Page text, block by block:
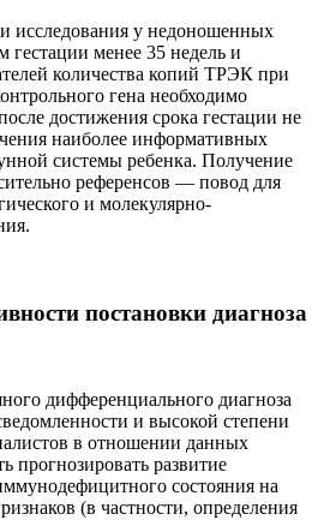
у недоношенных
менее 35 недель и
количества копий ТРЭК при
гена необходимо
достижения срока гестации не
наиболее информативных
системы ребенка. Получение
референсов — повод для
и молекулярно-
постановки диагноза
дифференциального диагноза
и высокой степени
в отношении данных
прогнозировать развитие
состояния на
(в частности, определения